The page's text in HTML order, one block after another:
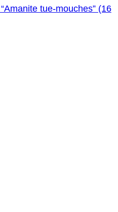
tue-mouches” (16